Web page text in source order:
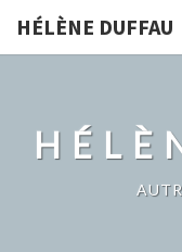
HÉLÈNE DUFFAU